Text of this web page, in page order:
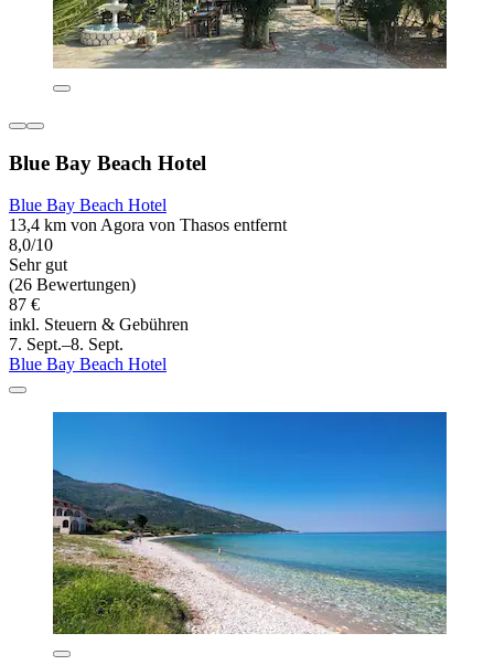
Blue Bay Beach Hotel
Blue Bay Beach Hotel
13,4 km von Agora von Thasos entfernt
8,0/10
Sehr gut
(26 Bewertungen)
87 €
inkl. Steuern & Gebühren
7. Sept.–8. Sept.
Blue Bay Beach Hotel